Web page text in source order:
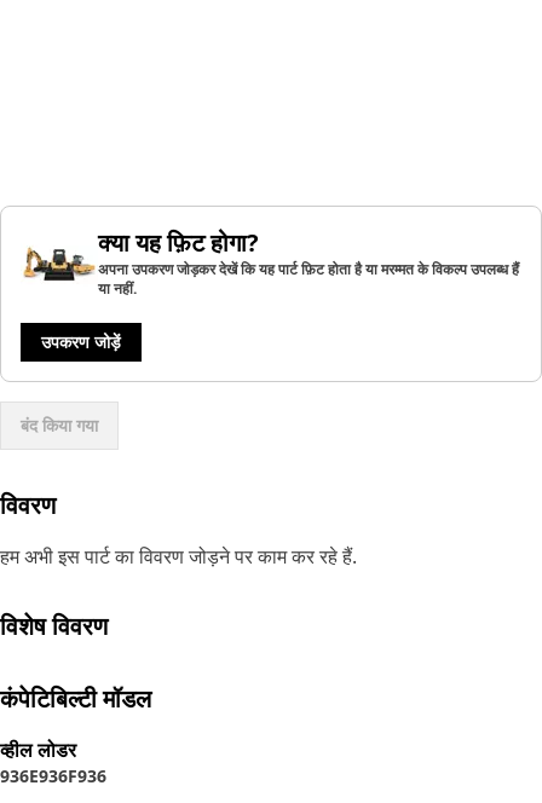
क्या यह फ़िट होगा?
अपना उपकरण जोड़कर देखें कि यह पार्ट फ़िट होता है या मरम्मत के विकल्प उपलब्ध हैं
या नहीं.
उपकरण जोड़ें
बंद किया गया
विवरण
हम अभी इस पार्ट का विवरण जोड़ने पर काम कर रहे हैं.
विशेष विवरण
कंपेटिबिल्टी मॉडल
व्हील लोडर
936E936F936